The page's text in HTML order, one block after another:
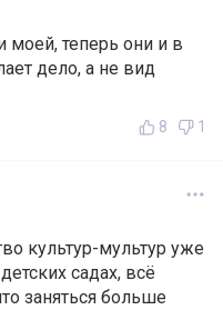
теперь они и в
дело, а не вид
8 1
культур-мультур уже
садах, всё
заняться больше